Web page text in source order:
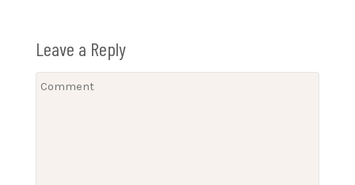
Leave a Reply